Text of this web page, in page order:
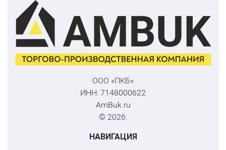
ООО «ПКБ»
ИНН: 7148000622
AmBuk.ru
© 2026.
НАВИГАЦИЯ